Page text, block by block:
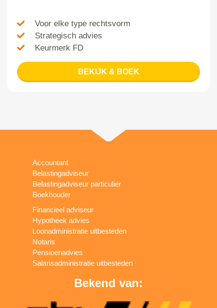
Voor elke type rechtsvorm
Strategisch advies
Keurmerk FD
BEKIJK & BOEK
Accountant
Belastingadviseur
Belastingadviseur particulier
Boekhouder
Financieel adviseur
Hypotheek advies
Loonadministratie uitbesteden
Notaris
Pensioenadvies
Salarisadministratie uitbesteden
Bekend van: